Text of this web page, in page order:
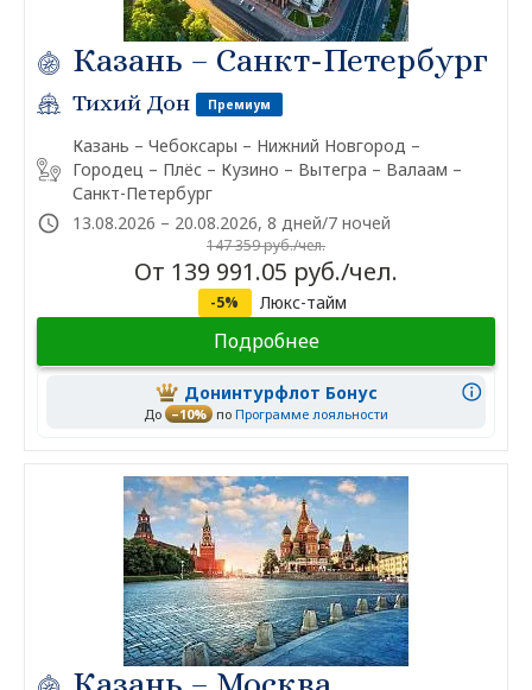
Казань – Санкт-Петербург
Тихий Дон Премиум
Казань – Чебоксары – Нижний Новгород –
Городец – Плёс – Кузино – Вытегра – Валаам –
Санкт-Петербург
13.08.2026 – 20.08.2026, 8 дней/7 ночей
147 359 руб./чел.
От 139 991.05 руб./чел.
-5% Люкс-тайм
Подробнее
Донинтурфлот Бонус
До –10% по Программе лояльности